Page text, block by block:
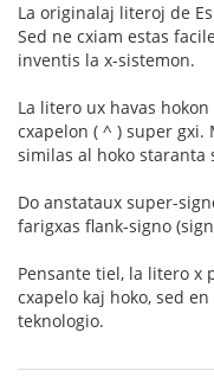
La originalaj literoj de
Sed ne cxiam estas
inventis la x-sistemon.
La litero ux havas
cxapelon ( ^ ) super
similas al hoko staranta
Do anstataux super-
farigxas flank-signo
Pensante tiel, la litero x
cxapelo kaj hoko, sed
teknologio.